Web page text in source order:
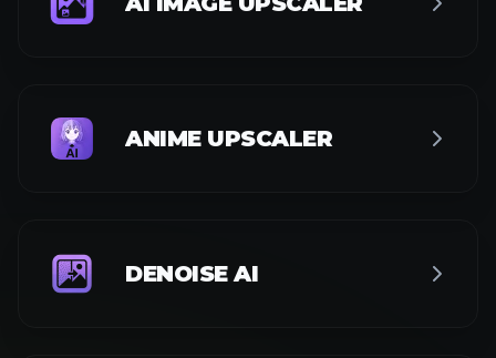
ANIME UPSCALER
DENOISE AI